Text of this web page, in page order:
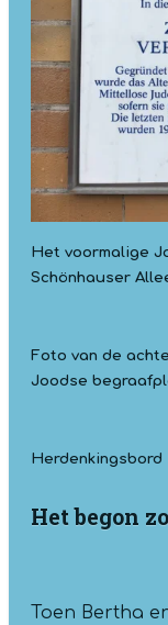
Het voormalige
Schönhauser
Foto van de
Joodse
Herdenkingsbord
Het begon
Toen Bertha